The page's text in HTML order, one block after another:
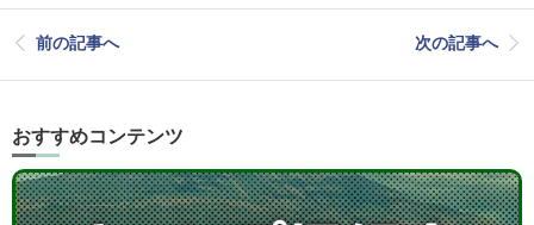
前の記事へ 次の記事へ
おすすめコンテンツ